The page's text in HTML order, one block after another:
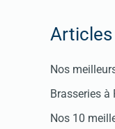
Articles
Nos
Brasseries
Nos 10